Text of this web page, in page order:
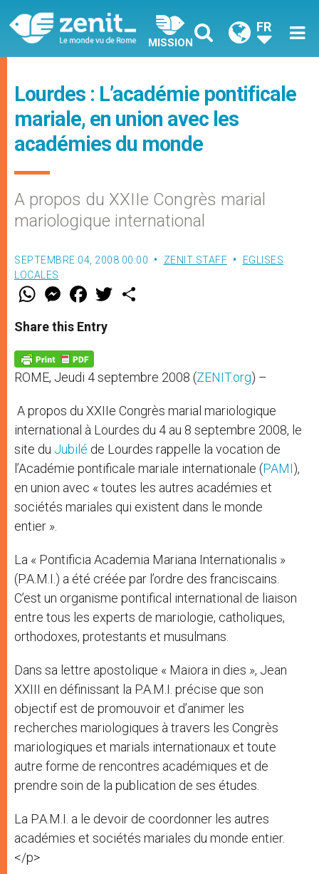
MISSION
FR
Lourdes : L’académie pontificale
mariale, en union avec les
académies du monde
A propos du XXIIe Congrès marial
mariologique international
SEPTEMBRE 04, 2008 00:00 ZENIT STAFF
EGLISES
LOCALES
W
t
s
p
p
M
e
s
e
g
e
r
F
a
e
b
o
k
w
Share this Entry
ROME, Jeudi 4 septembre 2008 (ZENIT.org) –
A propos du XXIIe Congrès marial mariologique
international à Lourdes du 4 au 8 septembre 2008, le
site du Jubilé de Lourdes rappelle la vocation de
l’Académie pontificale mariale internationale (PAMI),
en union avec « toutes les autres académies et
sociétés mariales qui existent dans le monde
entier ».
La « Pontificia Academia Mariana Internationalis »
(P.A.M.I.) a été créée par l’ordre des franciscains.
C’est un organisme pontifical international de liaison
entre tous les experts de mariologie, catholiques,
orthodoxes, protestants et musulmans.
Dans sa lettre apostolique « Maiora in dies », Jean
XXIII en définissant la P.A.M.I. précise que son
objectif est de promouvoir et d’animer les
recherches mariologiques à travers les Congrès
mariologiques et marials internationaux et toute
autre forme de rencontres académiques et de
prendre soin de la publication de ses études.
La P.A.M.I. a le devoir de coordonner les autres
académies et sociétés mariales du monde entier.
</p>